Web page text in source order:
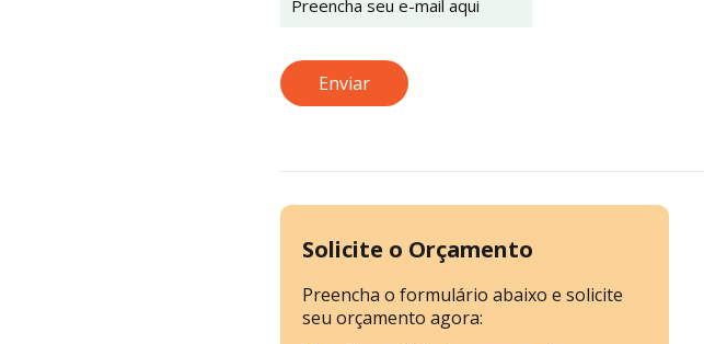
Solicite o Orçamento
Preencha o formulário abaixo e solicite
seu orçamento agora: